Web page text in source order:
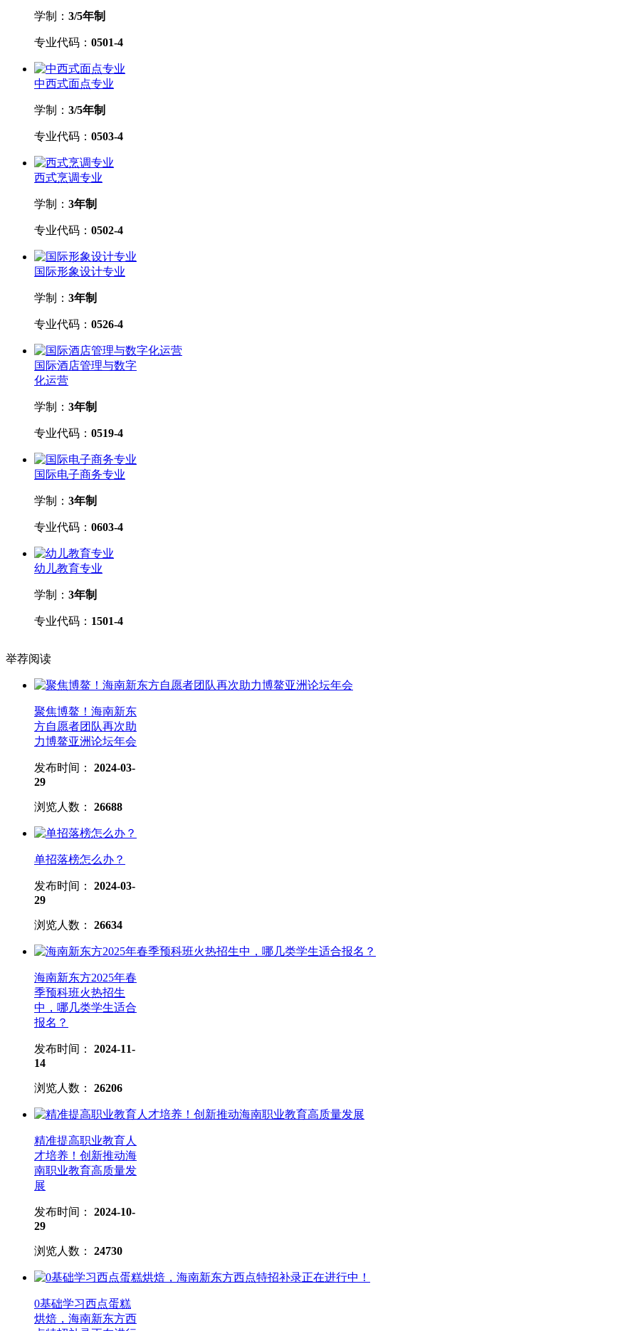
学制： 3/5年制
专业代码： 0501-4
中西式面点专业
学制： 3/5年制
专业代码： 0503-4
西式烹调专业
学制： 3年制
专业代码： 0502-4
国际形象设计专业
学制： 3年制
专业代码： 0526-4
国际酒店管理与数字
化运营
学制： 3年制
专业代码： 0519-4
国际电子商务专业
学制： 3年制
专业代码： 0603-4
幼儿教育专业
学制： 3年制
专业代码： 1501-4
举荐阅读
聚焦博鳌！海南新东
方自愿者团队再次助
力博鳌亚洲论坛年会
发布时间： 2024-03-
29
浏览人数： 26688
单招落榜怎么办？
发布时间： 2024-03-
29
浏览人数： 26634
海南新东方2025年春
季预科班火热招生
中，哪几类学生适合
报名？
发布时间： 2024-11-
14
浏览人数： 26206
精准提高职业教育人
才培养！创新推动海
南职业教育高质量发
展
发布时间： 2024-10-
29
浏览人数： 24730
0基础学习西点蛋糕
烘焙，海南新东方西